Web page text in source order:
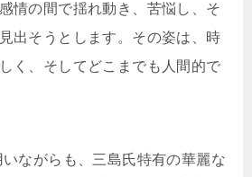
情の間で揺れ動き、苦悩し、そ
出そうとします。その姿は、時
く、そしてどこまでも人間的で
ながらも、三島氏特有の華麗な